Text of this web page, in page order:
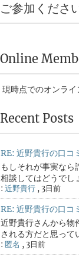
ご参加くださ
Online
現時点でのオンラ
Recent Posts
RE: 近野貴行の口コ
もしそれが事実なら
相談してはどうでし
: 近野貴行 , 3日前
RE: 近野貴行の口コ
近野貴行さんから物
される方だと思って
: 匿名 , 3日前